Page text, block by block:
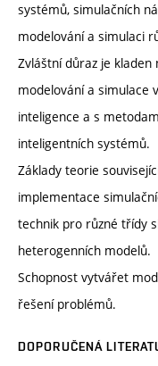
systémů, simulačních
modelování a simulaci
Zvláštní důraz je
modelování a simulace
inteligence a s
inteligentních systémů.
Základy teorie
implementace
technik pro různé třídy
heterogenních modelů.
Schopnost vytvářet
řešení problémů.
DOPORUČENÁ